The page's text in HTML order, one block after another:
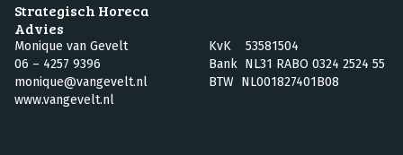
Strategisch Horeca
Advies
Monique van Gevelt
06 – 4257 9396
monique@vangevelt.nl
www.vangevelt.nl
KvK 53581504
Bank NL31 RABO 0324 2524 55
BTW NL001827401B08